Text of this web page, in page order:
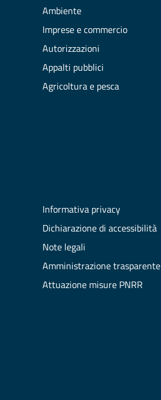
Ambiente
Imprese e commercio
Autorizzazioni
Appalti pubblici
Agricoltura e pesca
Informativa privacy
Dichiarazione di accessibilità
Note legali
Amministrazione trasparente
Attuazione misure PNRR